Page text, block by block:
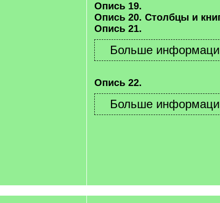
Опись 19.
Опись 20. Столбцы и
Опись 21.
Опись 22.